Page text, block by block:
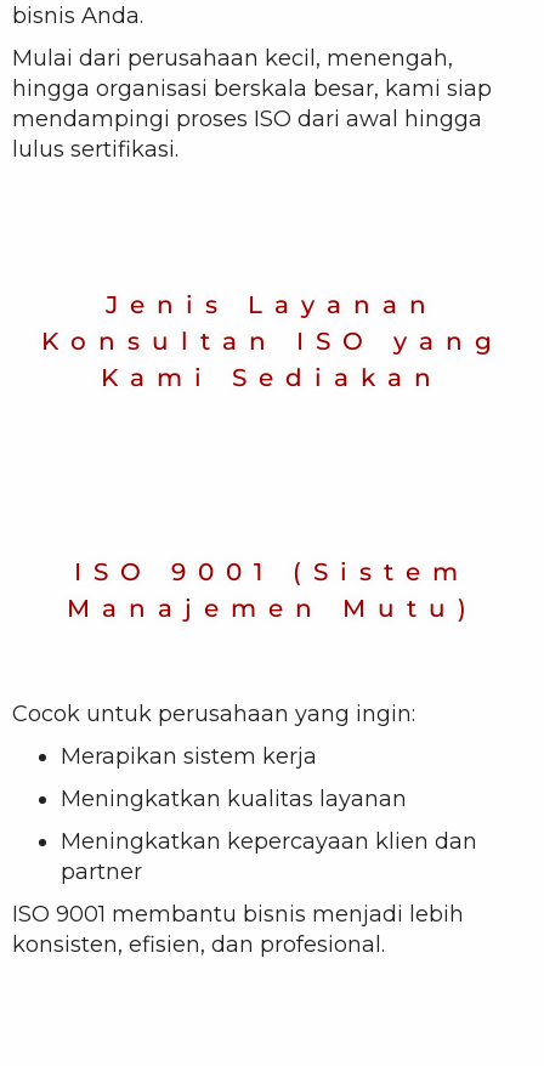
bisnis Anda.
Mulai dari perusahaan kecil, menengah,
hingga organisasi berskala besar, kami siap
mendampingi proses ISO dari awal hingga
lulus sertifikasi.
Jenis Layanan
Konsultan ISO yang
Kami Sediakan
ISO 9001 (Sistem
Manajemen Mutu)
Cocok untuk perusahaan yang ingin:
Merapikan sistem kerja
Meningkatkan kualitas layanan
Meningkatkan kepercayaan klien dan
partner
ISO 9001 membantu bisnis menjadi lebih
konsisten, efisien, dan profesional.